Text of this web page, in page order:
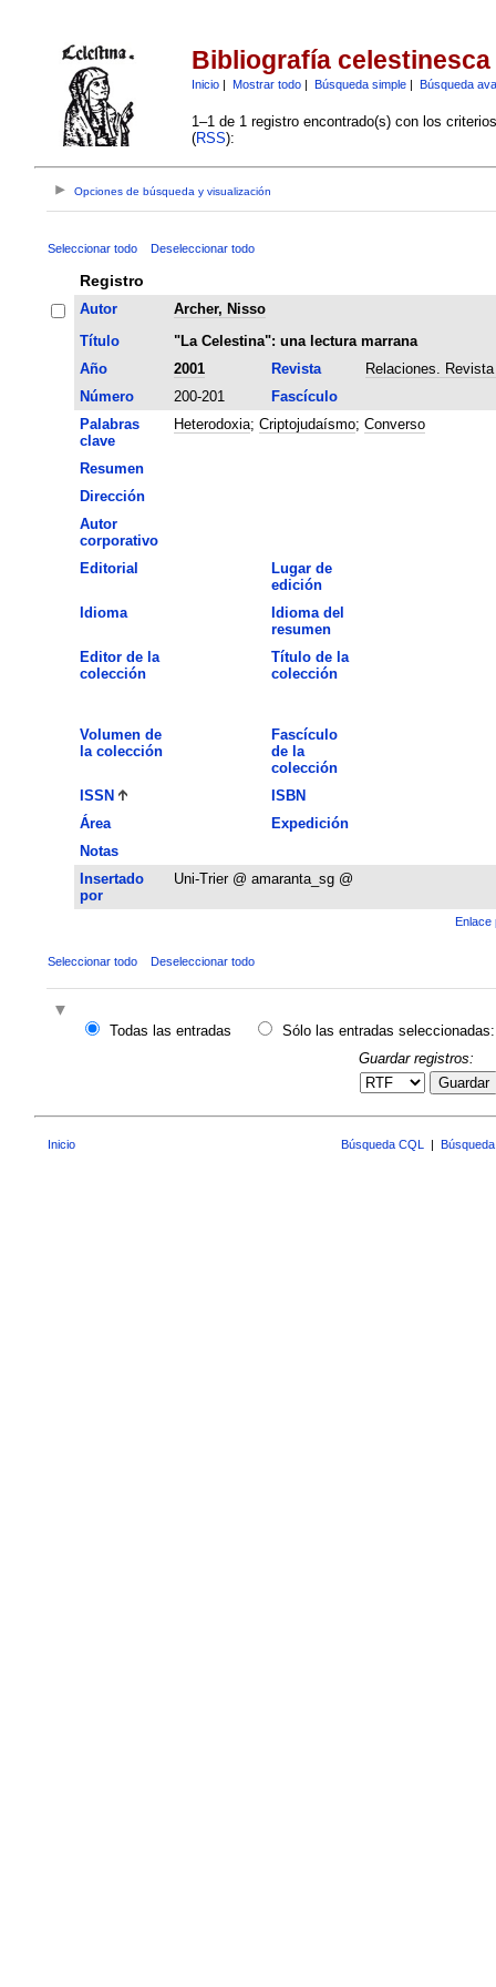
Bibliografía celestinesca
Inicio| Mostrar todo| Búsqueda simple| Búsqueda
1–1 de 1 registro encontrado(s) con los
(RSS):
Opciones de búsqueda y visualización
Seleccionar todo Deseleccionar todo
Registro
Autor
Archer, Nisso
Título
"La Celestina": una lectura marrana
Año
2001 Revista
Relaciones.
Número
200-201
Fascículo
Palabras
clave
Heterodoxia; Criptojudaísmo; Converso
Resumen
Dirección
Autor
corporativo
Editorial
Lugar de
edición
Idioma
Idioma del
resumen
Editor de la
colección
Título de la
colección
Volumen de
la colección
Fascículo
de la
colección
ISSN
ISBN
Área
Expedición
Notas
Insertado
por
Uni-Trier @ amaranta_sg @
Enlace
Seleccionar todo Deseleccionar todo
Todas las entradas
Sólo las entradas seleccionadas:
Guardar registros:
Guardar
Inicio Búsqueda CQL